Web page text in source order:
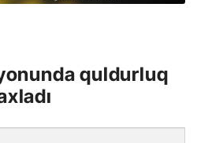
quldurluq